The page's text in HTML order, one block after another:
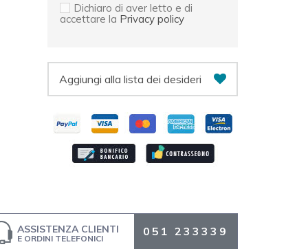
Dichiaro di aver letto e di
accettare la Privacy policy
Aggiungi alla lista dei desideri
ASSISTENZA CLIENTI
E ORDINI TELEFONICI
051 233339